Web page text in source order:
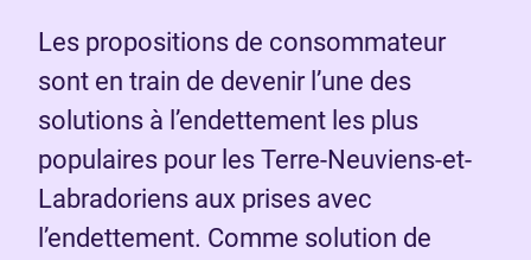
Les propositions de consommateur
sont en train de devenir l’une des
solutions à l’endettement les plus
populaires pour les Terre-Neuviens-et-
Labradoriens aux prises avec
l’endettement. Comme solution de